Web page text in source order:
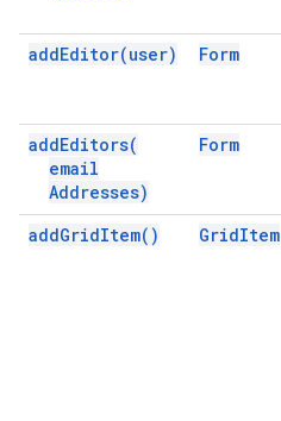
addEditor(user) Form
addEditors(
email
Addresses)
Form
addGridItem( ) GridItem